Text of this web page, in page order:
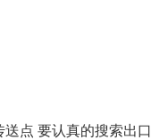
点 要认真的搜索出口